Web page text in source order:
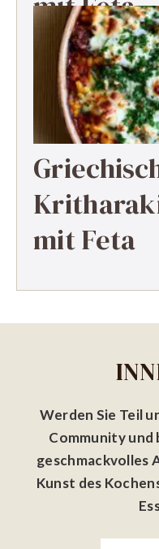
mit Feta
Werden Sie Teil
Community und
geschmackvolles
Kunst des